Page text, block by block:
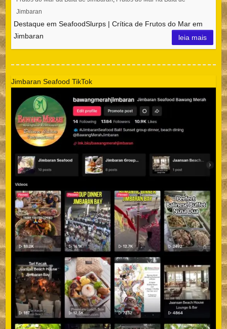
Jimbaran
Destaque em SeafoodSlurps | Crítica de Frutos do Mar em
Jimbaran
leia mais
Jimbaran Seafood TikTok